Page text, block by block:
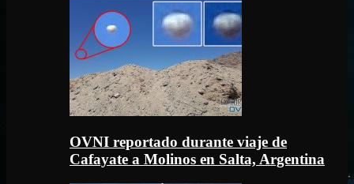
OVNI reportado durante viaje de
Cafayate a Molinos en Salta, Argentina